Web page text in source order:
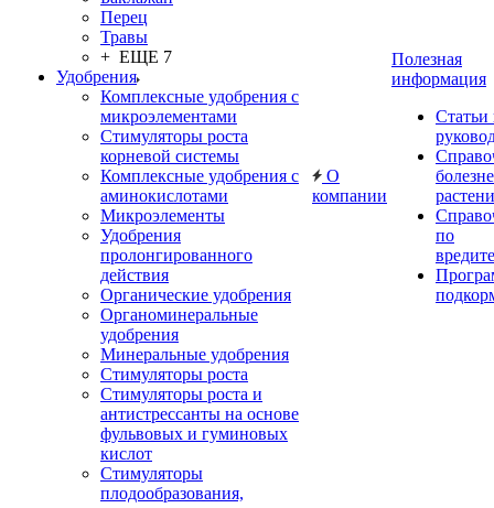
Перец
Травы
+ ЕЩЕ 7
Удобрения
Комплексные удобрения с
микроэлементами
Стимуляторы роста
корневой системы
Комплексные удобрения с
аминокислотами
Микроэлементы
Удобрения
пролонгированного
действия
Органические удобрения
Органоминеральные
удобрения
Минеральные удобрения
Стимуляторы роста
Стимуляторы роста и
антистрессанты на основе
фульвовых и гуминовых
кислот
Стимуляторы
плодообразования,
О
компании
Полезная
информация
Статьи
по